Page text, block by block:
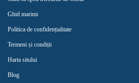
Ghid marimi
Politica de confidențialitate
Termeni și condiții
Harta sitului
Blog